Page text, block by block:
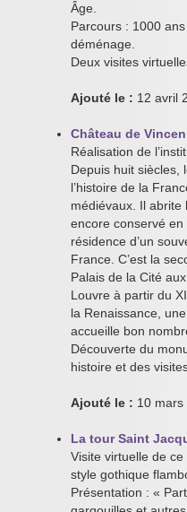
Âge.
Parcours : 1000
déménage.
Deux visites
Ajouté le : 12 avril
Château de
Réalisation de
Depuis huit siècles,
l’histoire de la
médiévaux. Il abrite
encore conservé en
résidence d’un
France. C’est la
Palais de la Cité
Louvre à partir du
la Renaissance,
accueille bon
Découverte du
histoire et des
Ajouté le : 10 mars
La tour Saint
Visite virtuelle de
style gothique
Présentation : «